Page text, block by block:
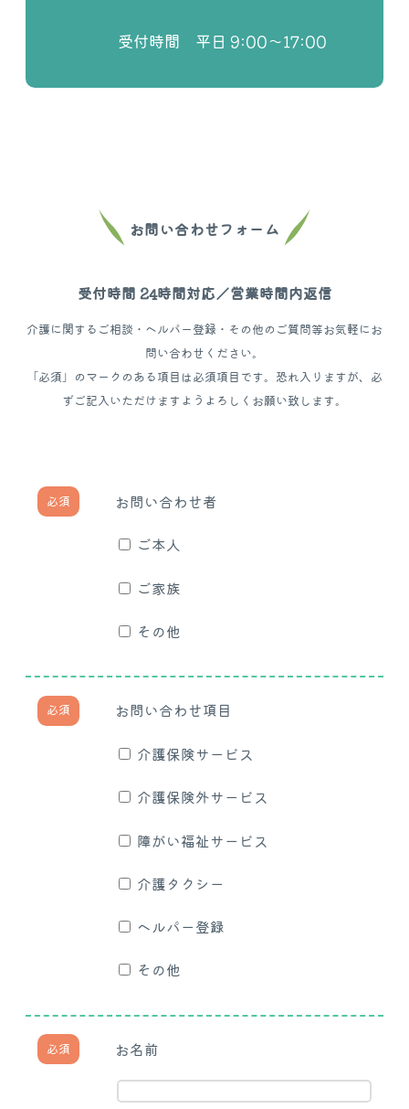
受付時間 平日 9:00〜17:00
お問い合わせフォーム
受付時間 24時間対応／営業時間内返信
介護に関するご相談・ヘルパー登録・その他のご質問等お気軽にお
問い合わせください。
「必須」のマークのある項目は必須項目です。恐れ入りますが、必
ずご記入いただけますようよろしくお願い致します。
必須 お問い合わせ者
ご本人
ご家族
その他
必須 お問い合わせ項目
介護保険サービス
介護保険外サービス
障がい福祉サービス
介護タクシー
ヘルパー登録
その他
必須 お名前